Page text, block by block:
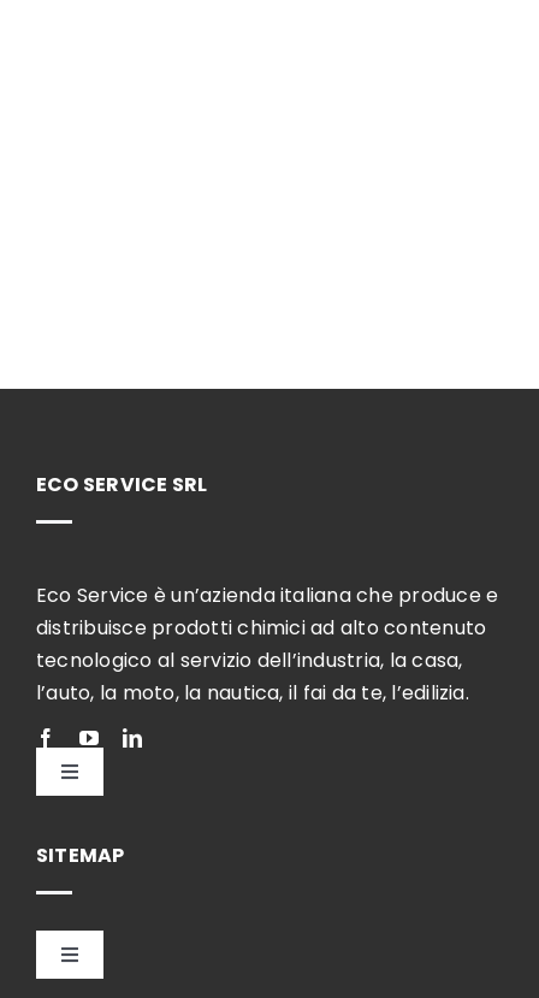
ECO SERVICE SRL
Eco Service è un’azienda italiana che produce e
distribuisce prodotti chimici ad alto contenuto
tecnologico al servizio dell’industria, la casa,
l’auto, la moto, la nautica, il fai da te, l’edilizia.
Toggle
SITEMAP
Toggle